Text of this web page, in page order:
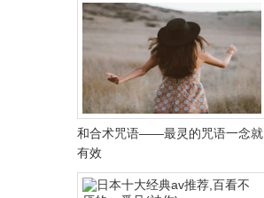
和合术咒语——最灵的咒语一念就
有效